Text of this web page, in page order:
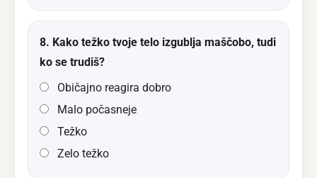
8. Kako težko tvoje telo izgublja maščobo, tudi
ko se trudiš?
Običajno reagira dobro
Malo počasneje
Težko
Zelo težko